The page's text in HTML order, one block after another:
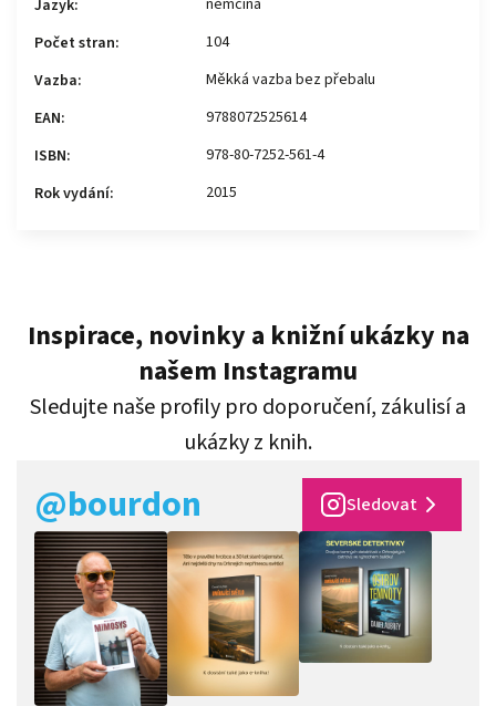
Jazyk:
Počet stran:
104
Vazba:
Měkká vazba bez přebalu
EAN:
9788072525614
ISBN:
978-80-7252-561-4
Rok vydání: 2015
Inspirace, novinky a knižní ukázky na
našem Instagramu
Sledujte naše profily pro doporučení, zákulisí a
ukázky z knih.
@bourdon Sledovat